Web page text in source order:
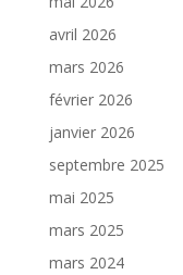
avril 2026
mars 2026
février 2026
janvier 2026
septembre 2025
mai 2025
mars 2025
mars 2024